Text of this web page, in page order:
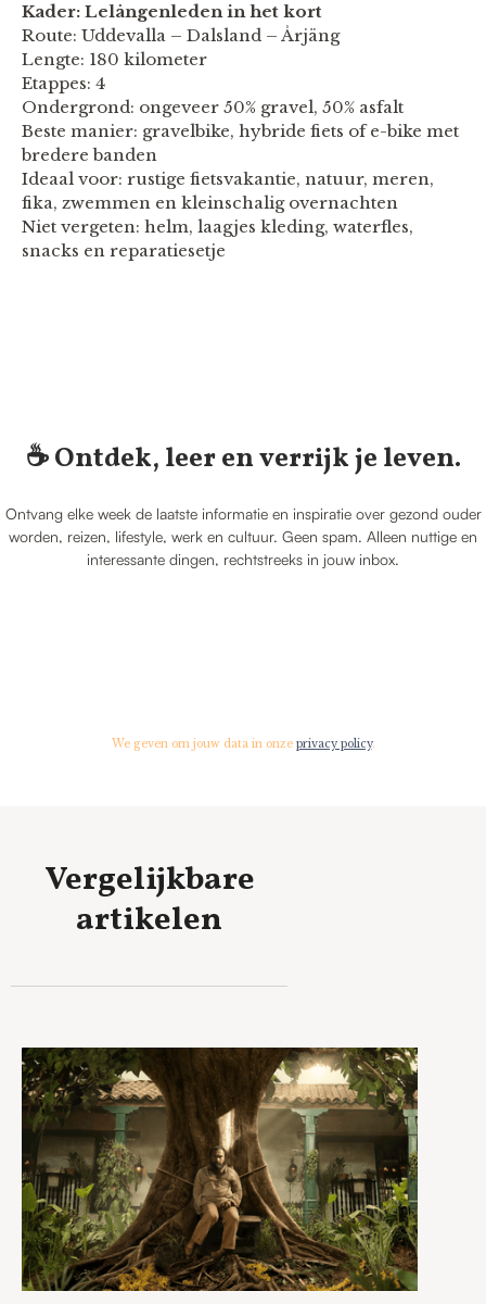
Kader: Lelångenleden in het kort
Route: Uddevalla – Dalsland – Årjäng
Lengte: 180 kilometer
Etappes: 4
Ondergrond: ongeveer 50% gravel, 50% asfalt
Beste manier: gravelbike, hybride fiets of e-bike met
bredere banden
Ideaal voor: rustige fietsvakantie, natuur, meren,
fika, zwemmen en kleinschalig overnachten
Niet vergeten: helm, laagjes kleding, waterfles,
snacks en reparatiesetje
☕️ Ontdek, leer en verrijk je leven.
Ontvang elke week de laatste informatie en inspiratie over gezond ouder
worden, reizen, lifestyle, werk en cultuur. Geen spam. Alleen nuttige en
interessante dingen, rechtstreeks in jouw inbox.
We geven om jouw data in onze privacy policy.
Vergelijkbare
artikelen